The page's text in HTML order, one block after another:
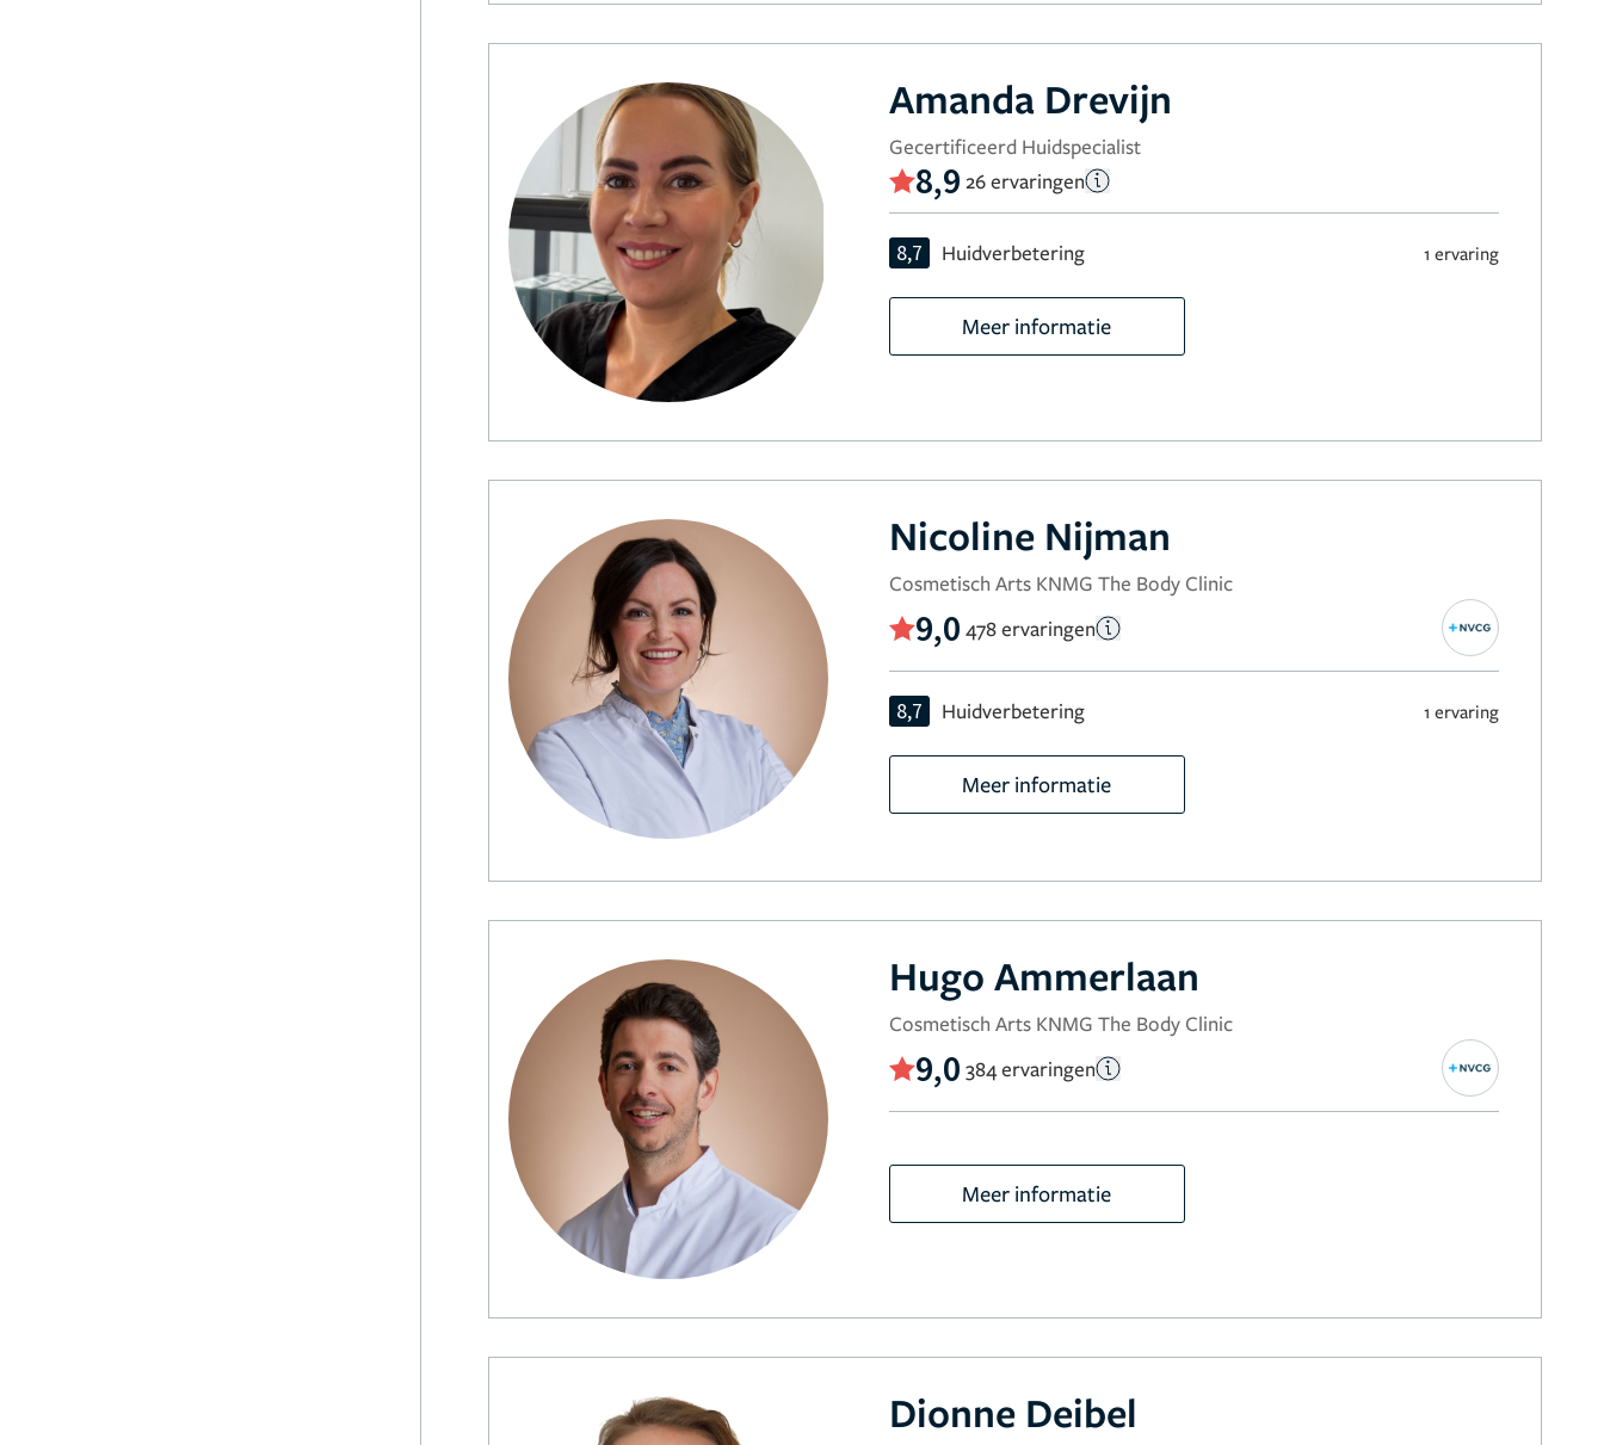
Amanda Drevijn
Gecertificeerd Huidspecialist
8,9 26 ervaringen
8,7 Huidverbetering 1 ervaring
Meer informatie
Nicoline Nijman
Cosmetisch Arts KNMG The Body Clinic
9,0 478 ervaringen
8,7 Huidverbetering 1 ervaring
Meer informatie
Hugo Ammerlaan
Cosmetisch Arts KNMG The Body Clinic
9,0 384 ervaringen
Meer informatie
Dionne Deibel